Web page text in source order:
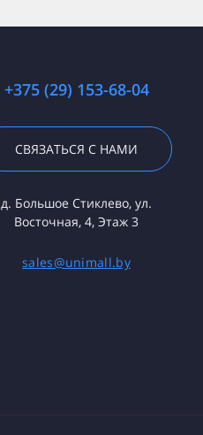
+375 (29) 153-68-04
СВЯЗАТЬСЯ С НАМИ
д. Большое Стиклево, ул.
Восточная, 4, Этаж 3
sales@unimall.by